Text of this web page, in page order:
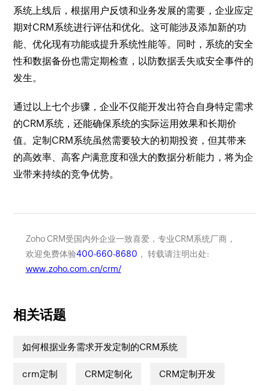
系统上线后，根据用户反馈和业务发展的需要，企业应定
期对CRM系统进行评估和优化。这可能涉及添加新的功
能、优化现有功能或提升系统性能等。同时，系统的安全
性和数据备份也需定期检查，以防数据丢失或安全事件的
发生。
通过以上七个步骤，企业不仅能开发出符合自身特定需求
的CRM系统，还能确保系统的实际运用效果和长期价
值。定制CRM系统虽然需要较大的初期投资，但其带来
的高效率、高客户满意度和强大的数据分析能力，将为企
业带来持续的竞争优势。
Zoho CRM受国内外企业一致喜爱，专业CRM系统厂商，
欢迎免费体验400-660-8680 ， 转载请注明出处:
www.zoho.com.cn/crm/
相关话题
如何根据业务需求开发定制的CRM系统
crm定制 CRM定制化 CRM定制开发